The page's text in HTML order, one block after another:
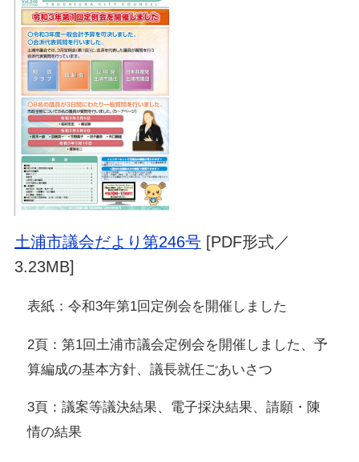
土浦市議会だより第246号[PDF形式／
3.23MB]
表紙：令和3年第1回定例会を開催しました
2頁：第1回土浦市議会定例会を開催しました、予
算編成の基本方針、議長就任ごあいさつ
3頁：議案等議決結果、電子採決結果、請願・陳
情の結果